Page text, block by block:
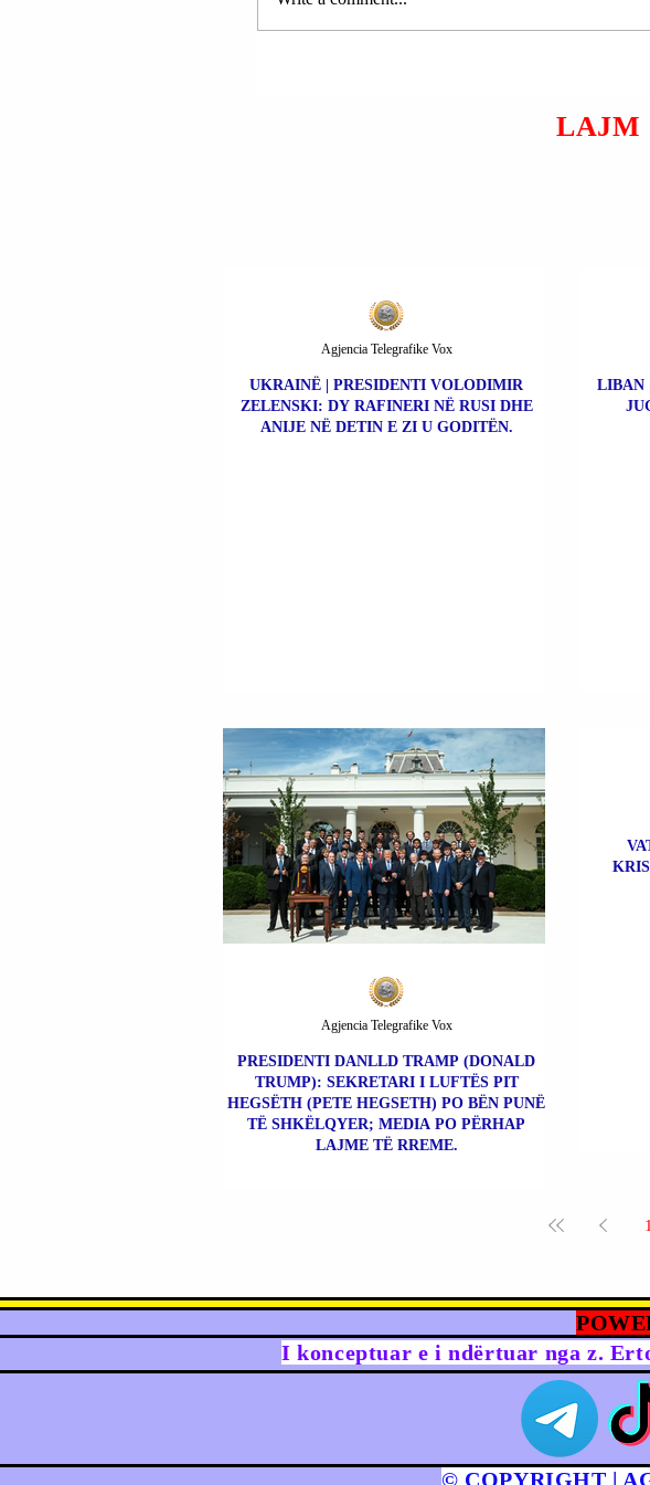
LAJM
UKRAINË | PRESIDENTI VOLODIMIR
ZELENSKI: DY RAFINERI NË RUSI DHE
ANIJE NË DETIN E ZI U GODITËN.
Agjencia Telegrafike Vox
LIBAN
PRESIDENTI DANLLD TRAMP (DONALD
TRUMP): SEKRETARI I LUFTËS PIT
HEGSËTH (PETE HEGSETH) PO BËN PUNË
TË SHKËLQYER; MEDIA PO PËRHAP
LAJME TË RREME.
Agjencia Telegrafike Vox
1
I konceptuar e i ndërtuar nga z.
© COPYRIGHT |